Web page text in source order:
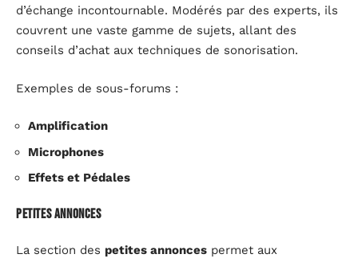
d’échange incontournable. Modérés par des experts, ils
couvrent une vaste gamme de sujets, allant des
conseils d’achat aux techniques de sonorisation.
Exemples de sous-forums :
Amplification
Microphones
Effets et Pédales
Petites annonces
La section des petites annonces permet aux